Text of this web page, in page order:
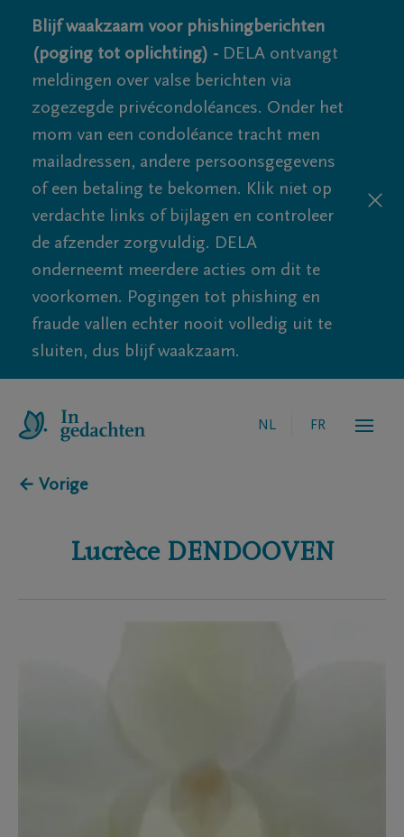
Blijf waakzaam voor phishingberichten
(poging tot oplichting) - DELA ontvangt
meldingen over valse berichten via
zogezegde privécondoléances. Onder het
mom van een condoléance tracht men
mailadressen, andere persoonsgegevens
of een betaling te bekomen. Klik niet op
verdachte links of bijlagen en controleer
de afzender zorgvuldig. DELA
onderneemt meerdere acties om dit te
voorkomen. Pogingen tot phishing en
fraude vallen echter nooit volledig uit te
sluiten, dus blijf waakzaam.
NL FR
← Vorige
Lucrèce DENDOOVEN